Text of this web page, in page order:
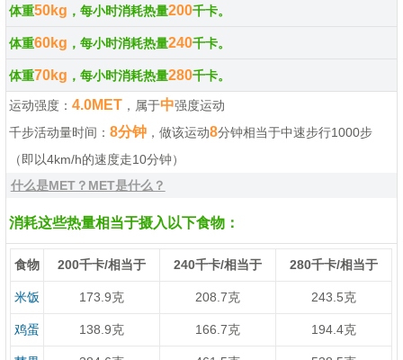
体重50kg ，每小时消耗热量200千卡。
体重60kg ，每小时消耗热量240千卡。
体重70kg ，每小时消耗热量280千卡。
运动强度：4.0MET ，属于中强度运动
千步活动量时间：8分钟 ，做该运动8分钟相当于中速步行1000步
（即以4km/h的速度走10分钟）
什么是MET？MET是什么？
消耗这些热量相当于摄入以下食物：
食物 200千卡/相当于 240千卡/相当于 280千卡/相当于
米饭 173.9克 208.7克 243.5克
鸡蛋 138.9克 166.7克 194.4克